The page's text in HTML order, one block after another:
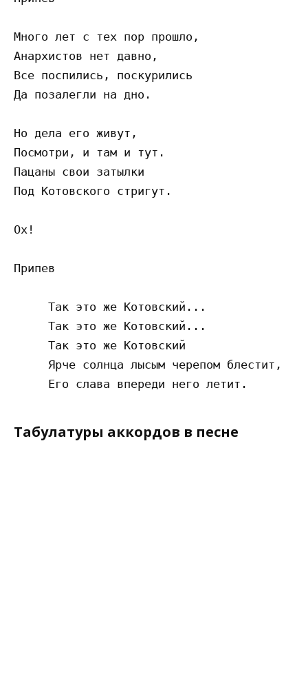
Много лет с тех пор прошло,
Анархистов нет давно,
Все поспились, поскурились
Да позалегли на дно.
Но дела его живут,
Посмотри, и там и тут.
Пацаны свои затылки
Под Котовского стригут.
Ох!
Припев
     Так это же Котовский...
     Так это же Котовский...
     Так это же Котовский
     Ярче солнца лысым черепом блестит,
Табулатуры аккордов в песне